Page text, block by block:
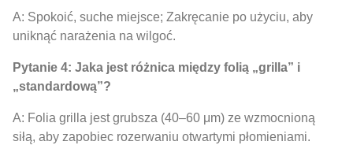
A: Spokoić, suche miejsce; Zakręcanie po użyciu, aby
uniknąć narażenia na wilgoć.
Pytanie 4: Jaka jest różnica między folią „grilla” i
„standardową”?
A: Folia grilla jest grubsza (40–60 μm) ze wzmocnioną
siłą, aby zapobiec rozerwaniu otwartymi płomieniami.